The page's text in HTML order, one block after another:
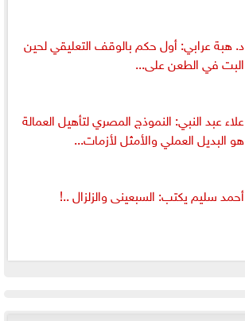
د. هبة عرابي: أول حكم بالوقف التعليقي لحين
البت في الطعن على...
علاء عبد النبي: النموذج المصري لتأهيل العمالة
هو البديل العملي والأمثل لأزمات...
أحمد سليم يكتب: السبعينى والزلزال ..!